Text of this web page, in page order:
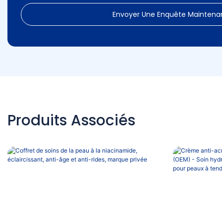
Envoyer Une Enquête
Produits Associés